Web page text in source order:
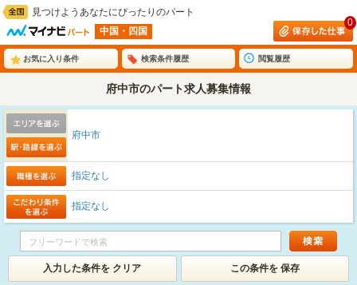
見つけようあなたにぴったりのパート
中国・四国
0
お気に入り条件 検索条件履歴 閲覧履歴
府中市のパート求人募集情報
府中市
指定なし
指定なし
入力した条件を クリア この条件を 保存